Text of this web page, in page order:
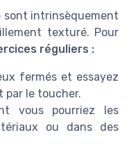
sont intrinsèquement
texturé. Pour
réguliers :
fermés et essayez
par le toucher.
vous pourriez les
ou dans des